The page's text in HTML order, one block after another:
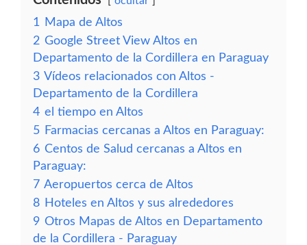
1
Mapa de Altos
2 Google Street View Altos en
Departamento de la Cordillera en Paraguay
3 Vídeos relacionados con Altos -
Departamento de la Cordillera
4 el tiempo en Altos
5 Farmacias cercanas a Altos en Paraguay:
6 Centos de Salud cercanas a Altos en
Paraguay:
7 Aeropuertos cerca de Altos
8 Hoteles en Altos y sus alrededores
9 Otros Mapas de Altos en Departamento
de la Cordillera - Paraguay